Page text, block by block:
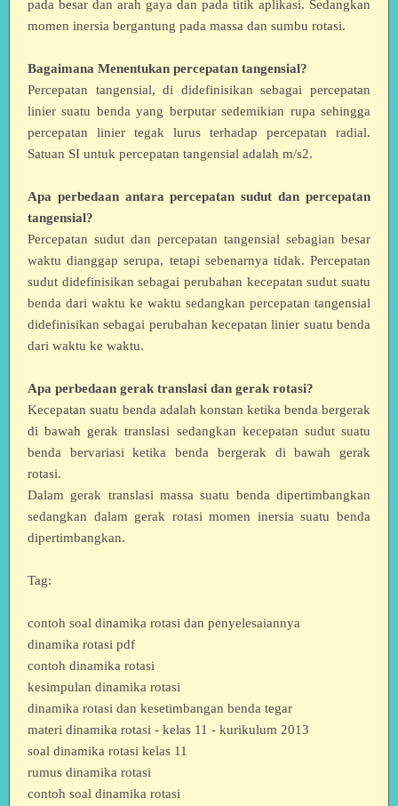
pada besar dan arah gaya dan pada titik aplikasi. Sedangkan
momen inersia bergantung pada massa dan sumbu rotasi.
Bagaimana Menentukan percepatan tangensial?
Percepatan tangensial, di didefinisikan sebagai percepatan
linier suatu benda yang berputar sedemikian rupa sehingga
percepatan linier tegak lurus terhadap percepatan radial.
Satuan SI untuk percepatan tangensial adalah m/s2.
Apa perbedaan antara percepatan sudut dan percepatan
tangensial?
Percepatan sudut dan percepatan tangensial sebagian besar
waktu dianggap serupa, tetapi sebenarnya tidak. Percepatan
sudut didefinisikan sebagai perubahan kecepatan sudut suatu
benda dari waktu ke waktu sedangkan percepatan tangensial
didefinisikan sebagai perubahan kecepatan linier suatu benda
dari waktu ke waktu.
Apa perbedaan gerak translasi dan gerak rotasi?
Kecepatan suatu benda adalah konstan ketika benda bergerak
di bawah gerak translasi sedangkan kecepatan sudut suatu
benda bervariasi ketika benda bergerak di bawah gerak
rotasi.
Dalam gerak translasi massa suatu benda dipertimbangkan
sedangkan dalam gerak rotasi momen inersia suatu benda
dipertimbangkan.
Tag:
contoh soal dinamika rotasi dan penyelesaiannya
dinamika rotasi pdf
contoh dinamika rotasi
kesimpulan dinamika rotasi
dinamika rotasi dan kesetimbangan benda tegar
materi dinamika rotasi - kelas 11 - kurikulum 2013
soal dinamika rotasi kelas 11
rumus dinamika rotasi
contoh soal dinamika rotasi